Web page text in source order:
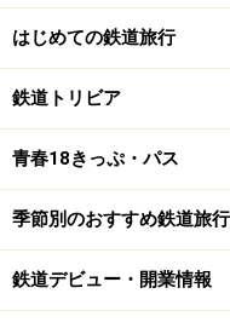
はじめての鉄道旅行
鉄道トリビア
青春18きっぷ・パス
季節別のおすすめ鉄道旅行
鉄道デビュー・開業情報